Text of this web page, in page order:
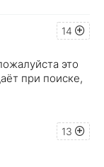
14
это
при поиске,
13